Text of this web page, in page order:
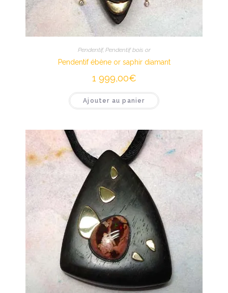
Pendentif, Pendentif bois or
Pendentif ébène or saphir diamant
1 999,00€
Ajouter au panier